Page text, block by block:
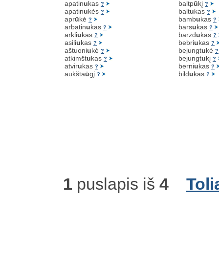
apatinukas ?
apatinukės ?
aprūkė ?
arbatinukas ?
arkliukas ?
asiliukas ?
aštuoniukė ?
atkimštukas ?
atvirukas ?
aukštaūgį ?
baltpūkį ?
baltukas ?
bambukas ?
barsukas ?
barzdukas ?
bebriukas ?
bejungtukė ?
bejungtukį ?
berniukas ?
bildukas ?
1 puslapis iš 4